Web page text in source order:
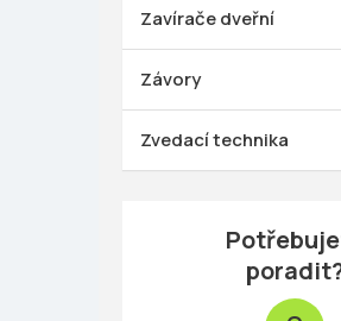
Zavírače dveřní
Závory
Zvedací technika